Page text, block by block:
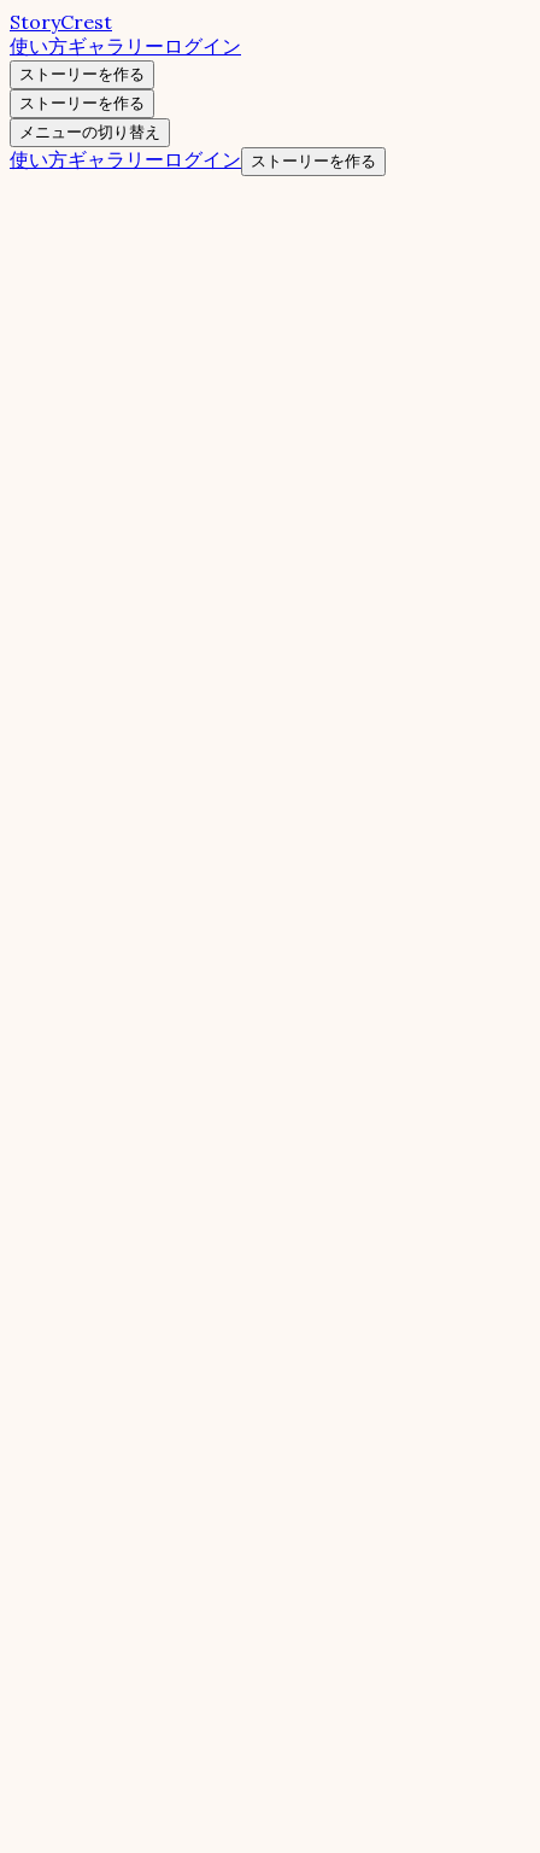
StoryCrest
使い方ギャラリー ログイン
ストーリーを作る
ストーリーを作る
メニューの切り替え
使い方ギャラリー ログイン ストーリーを作る